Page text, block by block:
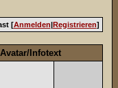
[Anmelden|Registrieren]
Avatar/Infotext